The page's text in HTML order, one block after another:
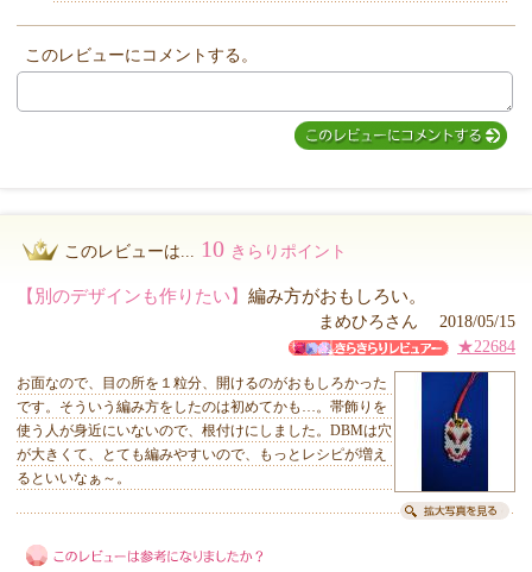
MIYUKI先生からのコメント
このレビューにコメントする。
このレビューは... 10 きらりポイント
【別のデザインも作りたい】 編み方がおもしろい。
まめひろさん 2018/05/15
★22684
お面なので、目の所を１粒分、開けるのがおもしろかった
です。そういう編み方をしたのは初めてかも…。帯飾りを
使う人が身近にいないので、根付けにしました。DBMは穴
が大きくて、とても編みやすいので、もっとレシピが増え
るといいなぁ～。